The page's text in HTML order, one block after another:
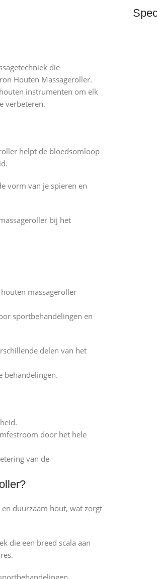
die
Houten Massageroller.
instrumenten om elk
verbeteren.
helpt de bloedsomloop
vorm van je spieren en
bij het
massageroller
sportbehandelingen en
delen van het
behandelingen.
door het hele
van de
duurzaam hout, wat zorgt
die een breed scala aan